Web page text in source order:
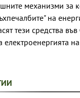
механизми за
на
тези средства
електроенергията